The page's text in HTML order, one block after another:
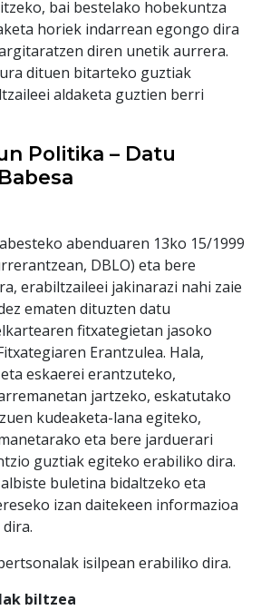
bai bestelako hobekuntza
horiek indarrean egongo dira
diren unetik aurrera.
dituen bitarteko guztiak
aldaketa guztien berri
Politika – Datu
abenduaren 13ko 15/1999
DBLO) eta bere
erabiltzaileei jakinarazi nahi zaie
ematen dituzten datu
fitxategietan jasoko
Erantzulea. Hala,
eskaerei erantzuteko,
jartzeko, eskatutako
kudeaketa-lana egiteko,
eta bere jarduerari
guztiak egiteko erabiliko dira.
buletina bidaltzeko eta
izan daitekeen informazioa
isilpean erabiliko dira.
biltzea